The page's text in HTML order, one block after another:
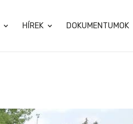
HÍREK DOKUMENTUMOK